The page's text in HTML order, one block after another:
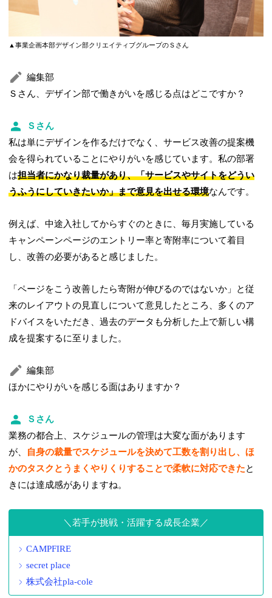
▲事業企画本部デザイン部クリエイティブグループのＳさん
編集部
Ｓさん、デザイン部で働きがいを感じる点はどこですか？
Ｓさん
私は単にデザインを作るだけでなく、サービス改善の提案機
会を得られていることにやりがいを感じています。私の部署
は担当者にかなり裁量があり、「サービスやサイトをどうい
うふうにしていきたいか」まで意見を出せる環境なんです。
例えば、中途入社してからすぐのときに、毎月実施している
キャンペーンページのエントリー率と寄附率について着目
し、改善の必要があると感じました。
「ページをこう改善したら寄附が伸びるのではないか」と従
来のレイアウトの見直しについて意見したところ、多くのア
ドバイスをいただき、過去のデータも分析した上で新しい構
成を提案するに至りました。
編集部
ほかにやりがいを感じる面はありますか？
Ｓさん
業務の都合上、スケジュールの管理は大変な面があります
が、
自身の裁量でスケジュールを決めて工数を割り出し、ほ
かのタスクとうまくやりくりすることで柔軟に対応できたと
きには達成感がありますね。
若手が挑戦・活躍する成長企業
CAMPFIRE
secret place
株式会社pla-cole